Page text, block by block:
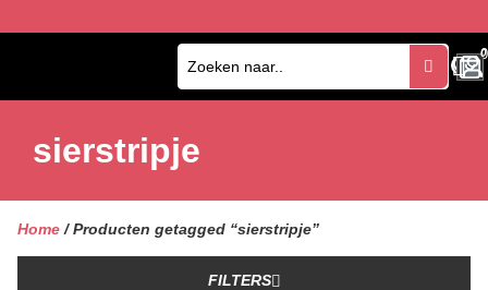
0
0
sierstripje
Home / Producten getagged “sierstripje”
FILTERS